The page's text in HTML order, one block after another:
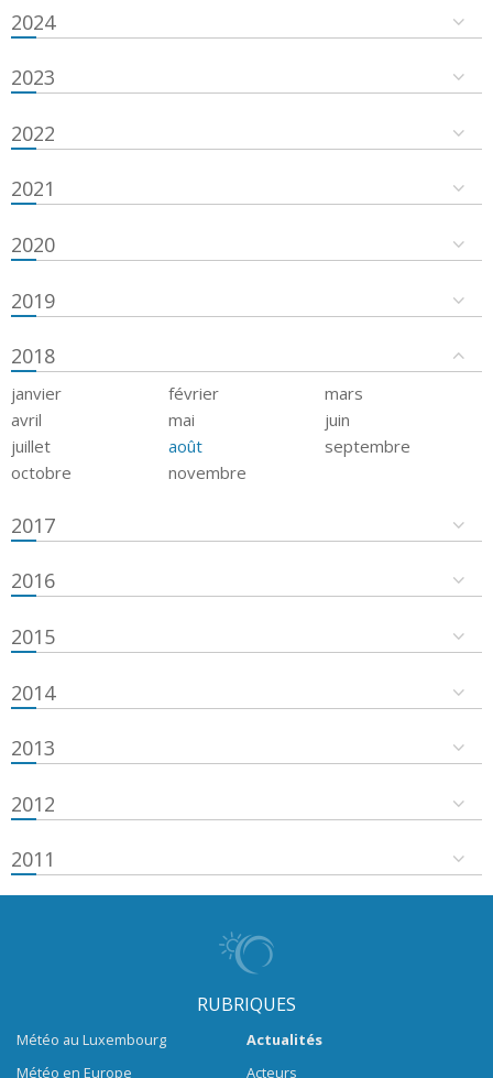
2024
2023
2022
2021
2020
2019
2018
janvier février
mars
avril
mai
juin
juillet
août
septembre
octobre
novembre
2017
2016
2015
2014
2013
2012
2011
RUBRIQUES
Météo au Luxembourg
Météo en Europe
Actualités
Acteurs